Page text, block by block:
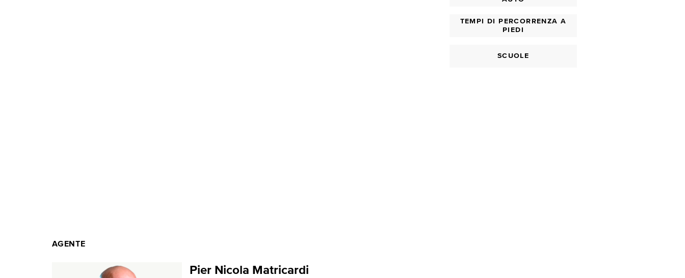
TEMPI DI PERCORRENZA A
PIEDI
SCUOLE
AGENTE
Pier Nicola Matricardi